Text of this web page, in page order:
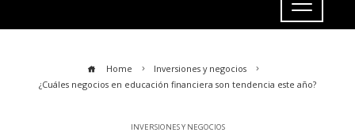
Home
Inversiones y negocios
¿Cuáles negocios en educación financiera son tendencia este año?
INVERSIONES Y NEGOCIOS